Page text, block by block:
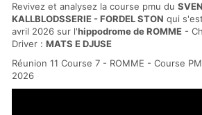
Revivez et analysez la course pmu du
KALLBLODSSERIE - FORDEL STON qui
avril 2026 sur l'hippodrome de ROMME -
Driver : MATS E DJUSE
Réunion 11 Course 7 - ROMME - Course
2026